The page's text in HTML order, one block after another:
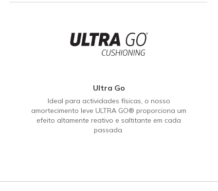
Ultra Go
Ideal para actividades físicas, o nosso
amortecimento leve ULTRA GO® proporciona um
efeito altamente reativo e saltitante em cada
passada.